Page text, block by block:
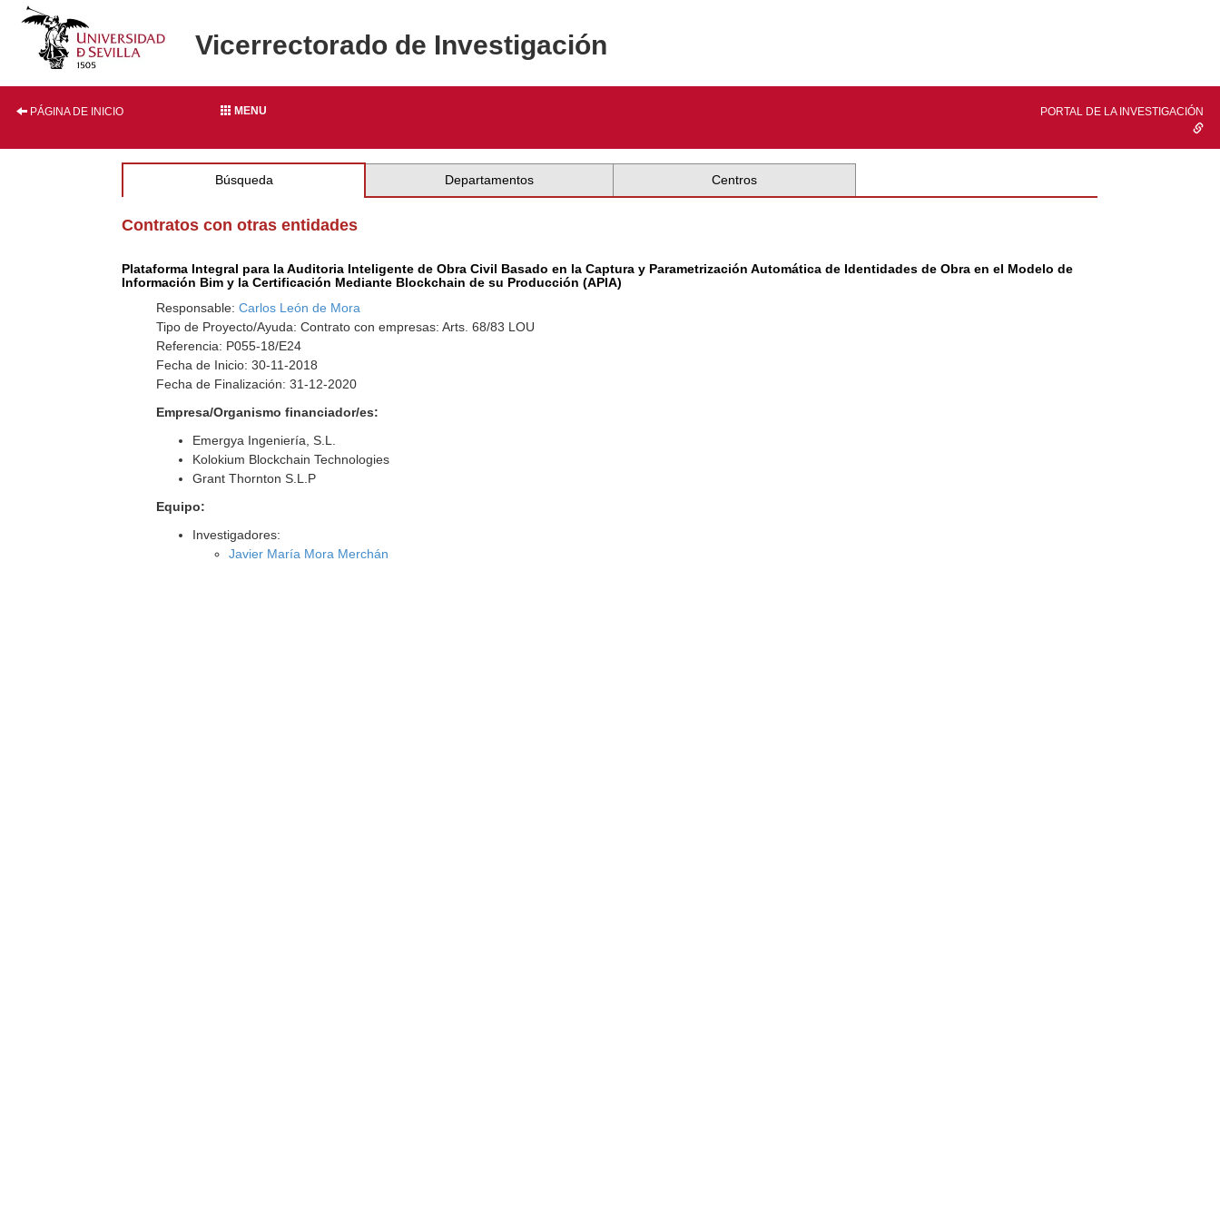
Vicerrectorado de Investigación
PÁGINA DE INICIO MENU PORTAL DE LA INVESTIGACIÓN
Búsqueda Departamentos Centros
Contratos con otras entidades
Plataforma Integral para la Auditoria Inteligente de Obra Civil Basado en la Captura y Parametrización Automática de Identidades de Obra en el Modelo de
Información Bim y la Certificación Mediante Blockchain de su Producción (APIA)
Responsable:Carlos León de Mora
Tipo de Proyecto/Ayuda: Contrato con empresas: Arts. 68/83 LOU
Referencia: P055-18/E24
Fecha de Inicio: 30-11-2018
Fecha de Finalización: 31-12-2020
Empresa/Organismo financiador/es:
Emergya Ingeniería, S.L.
Kolokium Blockchain Technologies
Grant Thornton S.L.P
Equipo:
Investigadores:
Javier María Mora Merchán